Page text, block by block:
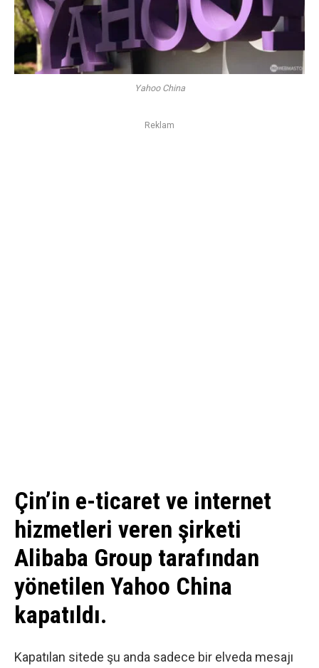
Yahoo China
Reklam
Çin’in e-ticaret ve internet
hizmetleri veren şirketi
Alibaba Group tarafından
yönetilen Yahoo China
kapatıldı.
Kapatılan sitede şu anda sadece bir elveda mesajı